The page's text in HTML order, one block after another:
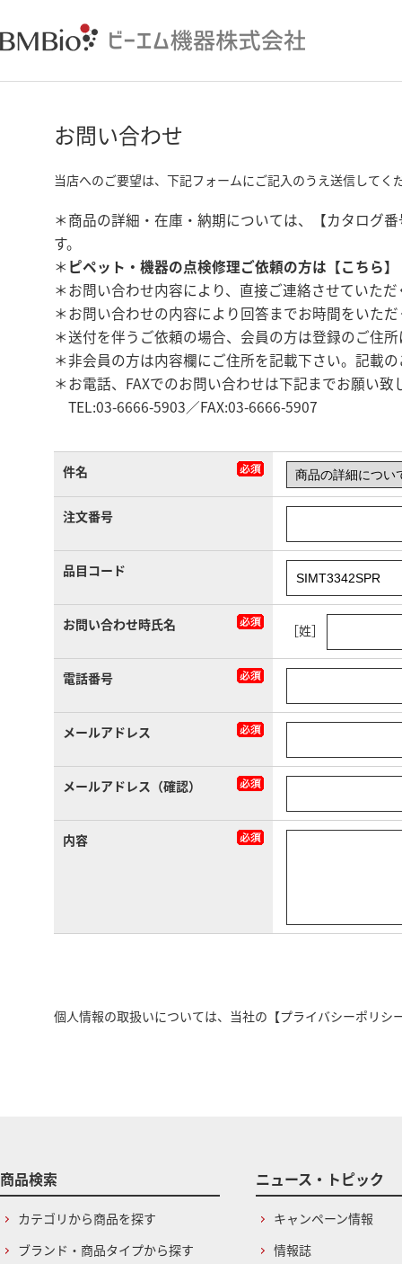
お問い合わせ
当店へのご要望は、下記フォームにご記入のうえ送信してく
＊商品の詳細・在庫・納期については、【カタログ
す。
＊ ピペット・機器の点検修理ご依頼の方は【こちら】
＊お問い合わせ内容により、直接ご連絡させていた
＊お問い合わせの内容により回答までお時間をいた
＊送付を伴うご依頼の場合、会員の方は登録のご住
＊非会員の方は内容欄にご住所を記載下さい。記載
＊お電話、FAXでのお問い合わせは下記までお願い致
TEL:03-6666-5903／FAX:03-6666-5907
件名
注文番号
品目コード
お問い合わせ時氏名 ［姓］
電話番号
メールアドレス
メールアドレス（確認）
内容
個人情報の取扱いについては、当社の 【プライバシーポリシ
商品検索
カテゴリから商品を探す
ブランド・商品タイプから探す
ニュース・トピック
キャンペーン情報
情報誌